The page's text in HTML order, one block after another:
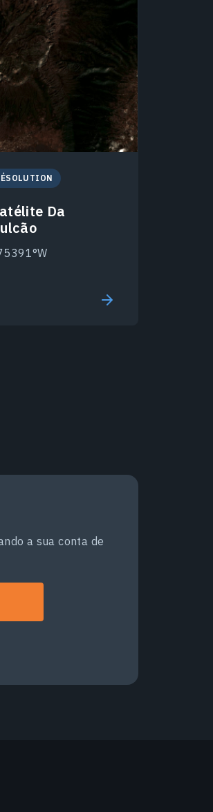
Da
a sua conta de